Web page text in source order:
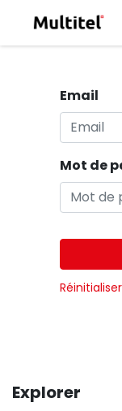
Email
Mot de
Explorer